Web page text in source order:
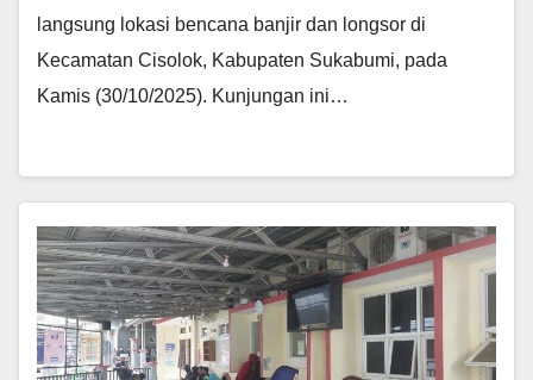
langsung lokasi bencana banjir dan longsor di
Kecamatan Cisolok, Kabupaten Sukabumi, pada
Kamis (30/10/2025). Kunjungan ini…